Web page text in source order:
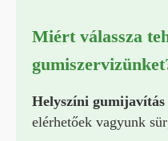
Miért válassza
Helyszíni gumijavítás
elérhetőek vagyunk